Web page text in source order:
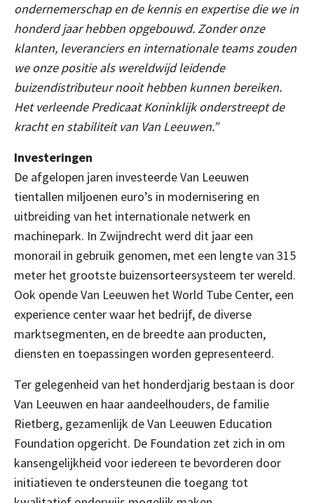
ondernemerschap en de kennis en expertise die we in
honderd jaar hebben opgebouwd. Zonder onze
klanten, leveranciers en internationale teams zouden
we onze positie als wereldwijd leidende
buizendistributeur nooit hebben kunnen bereiken.
Het verleende Predicaat Koninklijk onderstreept de
kracht en stabiliteit van Van Leeuwen.”
Investeringen
De afgelopen jaren investeerde Van Leeuwen
tientallen miljoenen euro’s in modernisering en
uitbreiding van het internationale netwerk en
machinepark. In Zwijndrecht werd dit jaar een
monorail in gebruik genomen, met een lengte van 315
meter het grootste buizensorteersysteem ter wereld.
Ook opende Van Leeuwen het World Tube Center, een
experience center waar het bedrijf, de diverse
marktsegmenten, en de breedte aan producten,
diensten en toepassingen worden gepresenteerd.
Ter gelegenheid van het honderdjarig bestaan is door
Van Leeuwen en haar aandeelhouders, de familie
Rietberg, gezamenlijk de Van Leeuwen Education
Foundation opgericht. De Foundation zet zich in om
kansengelijkheid voor iedereen te bevorderen door
initiatieven te ondersteunen die toegang tot